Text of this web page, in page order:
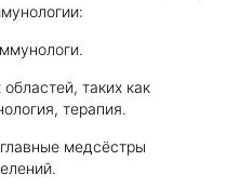
таких как
терапия.
медсёстры